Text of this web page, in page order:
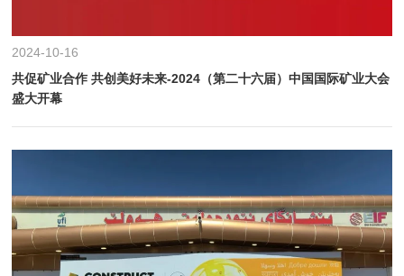
2024-10-16
共促矿业合作 共创美好未来-2024（第二十六届）中国国际矿业大会
盛大开幕